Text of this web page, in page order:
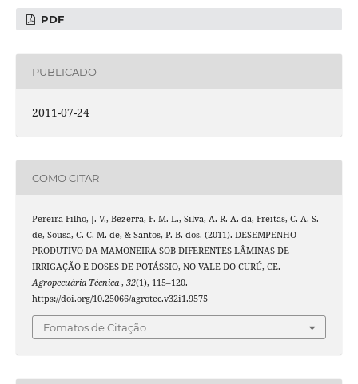
PDF
PUBLICADO
2011-07-24
COMO CITAR
Pereira Filho, J. V., Bezerra, F. M. L., Silva, A. R. A. da, Freitas, C. A. S.
de, Sousa, C. C. M. de, & Santos, P. B. dos. (2011). DESEMPENHO
PRODUTIVO DA MAMONEIRA SOB DIFERENTES LÂMINAS DE
IRRIGAÇÃO E DOSES DE POTÁSSIO, NO VALE DO CURÚ, CE.
Agropecuária Técnica , 32(1), 115–120.
https://doi.org/10.25066/agrotec.v32i1.9575
Fomatos de Citação